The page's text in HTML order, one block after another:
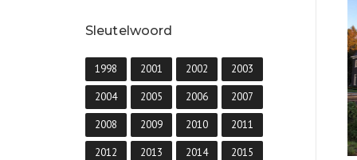
Sleutelwoord
1998 2001 2002 2003
2004 2005 2006 2007
2008 2009 2010 2011
2012 2013 2014 2015